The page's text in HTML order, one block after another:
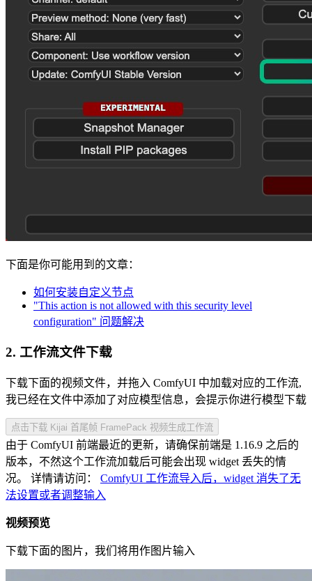
下面是你可能用到的文章：
如何安装自定义节点
"This action is not allowed with this security level
configuration" 问题解决
2. 工作流文件下载
下载下面的视频文件，并拖入 ComfyUI 中加载对应的工作流,
我已经在文件中添加了对应模型信息，会提示你进行模型下载
点击下载 Kijai 首尾帧 FramePack 视频生成工作流
由于 ComfyUI 前端最近的更新，请确保前端是 1.16.9 之后的
版本，不然这个工作流加载后可能会出现 widget 丢失的情
况。 详情请访问： ComfyUI 工作流导入后，widget 消失了无
法设置或者调整输入
视频预览
下载下面的图片，我们将用作图片输入